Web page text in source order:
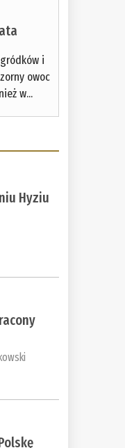
i
owoc
w...
Hyziu